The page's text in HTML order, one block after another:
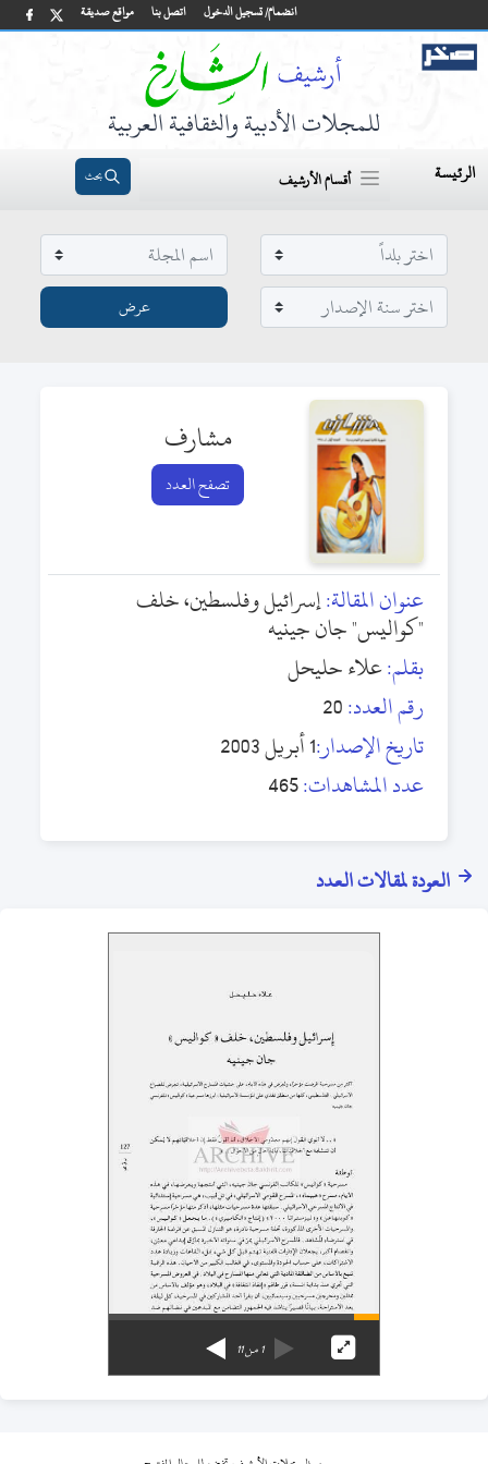
مواقع صديقة اتصل بنا انضمام/ تسجيل الدخول
للمجلات الأدبية والثقافية العربية
الرئيسة أقسام الأرشيف بحث
مشارف
تصفح العدد
عنوان المقالة:إسرائيل وفلسطين، خلف
"كواليس" جان جينيه
بقلم:علاء حليحل
رقم العدد:20
تاريخ الإصدار:1 أبريل 2003
عدد المشاهدات:465
العودة لمقالات العدد
1من11